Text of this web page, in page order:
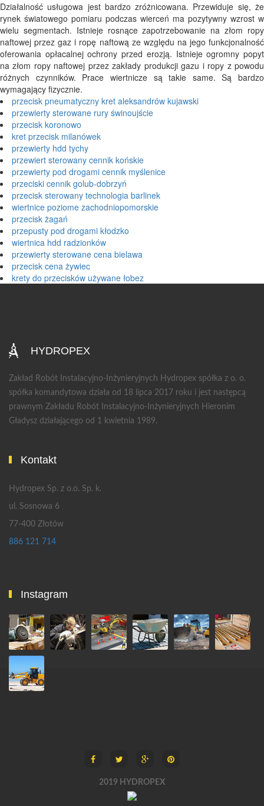
Działalność usługowa jest bardzo zróżnicowana. Przewiduje się, że
rynek światowego pomiaru podczas wierceń ma pozytywny wzrost w
wielu segmentach. Istnieje rosnące zapotrzebowanie na złom ropy
naftowej przez gaz i ropę naftową ze względu na jego funkcjonalność
oferowania opłacalnej ochrony przed erozją. Istnieje ogromny popyt
na złom ropy naftowej przez zakłady produkcji gazu i ropy z powodu
różnych czynników. Prace wiertnicze są takie same. Są bardzo
wymagający fizycznie.
przecisk pneumatyczny kret aleksandrów kujawski
przewierty sterowane rury świnoujście
przecisk koronowo
kret przecisk milanówek
przewierty hdd tychy
przewiert sterowany cennik końskie
przewierty pod drogami cennik myślenice
przeciski cennik golub-dobrzyń
przecisk sterowany technologia barlinek
wiertnice poziome zachodniopomorskie
przecisk żagań
przepusty pod drogami kłodzko
wiertnica hdd radzionków
przewierty sterowane cena bielawa
przecisk cena żywiec
krety do przecisków używane łobez
HYDROPEX
Zakład Robót Instalacyjno-Inżynieryjnych Hydropex spółka z o. o.
spółka komandytowa działa od 18 lipca 2017 roku i jest następcą
prawnym Zakładu Robót Instalacyjno-Inżynieryjnych Hieronim
Gładysz działającego od 1 kwietnia 1989.
Kontakt
Hydropex Sp. z o.o. Sp. k.
ul. Sosnowa 6
77-400 Złotów
886 121 714
Instagram
2019 HYDROPEX